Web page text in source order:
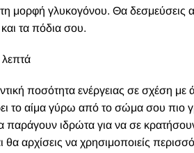
τη μορφή γλυκογόνου. Θα
τα πόδια σου.
ποσότητα ενέργειας σε σχέση
το αίμα γύρω από το σώμα σου πιο
παράγουν ιδρώτα για να σε
θα αρχίσεις να χρησιμοποιείς